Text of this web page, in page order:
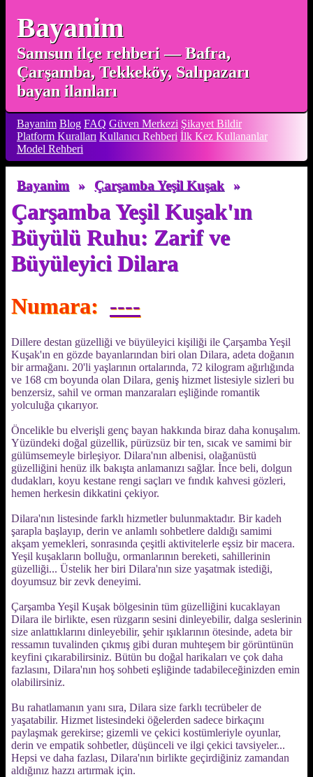
Bayanim
Samsun ilçe rehberi — Bafra,
Çarşamba, Tekkeköy, Salıpazarı
bayan ilanları
Bayanim Blog FAQ Güven Merkezi Şikayet Bildir
Platform Kuralları Kullanıcı Rehberi İlk Kez Kullananlar
Model Rehberi
Bayanim » Çarşamba Yeşil Kuşak »
Çarşamba Yeşil Kuşak'ın
Büyülü Ruhu: Zarif ve
Büyüleyici Dilara
Numara: ----
Dillere destan güzelliği ve büyüleyici kişiliği ile Çarşamba Yeşil
Kuşak'ın en gözde bayanlarından biri olan Dilara, adeta doğanın
bir armağanı. 20'li yaşlarının ortalarında, 72 kilogram ağırlığında
ve 168 cm boyunda olan Dilara, geniş hizmet listesiyle sizleri bu
benzersiz, sahil ve orman manzaraları eşliğinde romantik
yolculuğa çıkarıyor.
Öncelikle bu elverişli genç bayan hakkında biraz daha konuşalım.
Yüzündeki doğal güzellik, pürüzsüz bir ten, sıcak ve samimi bir
gülümsemeyle birleşiyor. Dilara'nın albenisi, olağanüstü
güzelliğini henüz ilk bakışta anlamanızı sağlar. İnce beli, dolgun
dudakları, koyu kestane rengi saçları ve fındık kahvesi gözleri,
hemen herkesin dikkatini çekiyor.
Dilara'nın listesinde farklı hizmetler bulunmaktadır. Bir kadeh
şarapla başlayıp, derin ve anlamlı sohbetlere daldığı samimi
akşam yemekleri, sonrasında çeşitli aktivitelerle eşsiz bir macera.
Yeşil kuşakların bolluğu, ormanlarının bereketi, sahillerinin
güzelliği... Üstelik her biri Dilara'nın size yaşatmak istediği,
doyumsuz bir zevk deneyimi.
Çarşamba Yeşil Kuşak bölgesinin tüm güzelliğini kucaklayan
Dilara ile birlikte, esen rüzgarın sesini dinleyebilir, dalga seslerinin
size anlattıklarını dinleyebilir, şehir ışıklarının ötesinde, adeta bir
ressamın tuvalinden çıkmış gibi duran muhteşem bir görüntünün
keyfini çıkarabilirsiniz. Bütün bu doğal harikaları ve çok daha
fazlasını, Dilara'nın hoş sohbeti eşliğinde tadabileceğinizden emin
olabilirsiniz.
Bu rahatlamanın yanı sıra, Dilara size farklı tecrübeler de
yaşatabilir. Hizmet listesindeki öğelerden sadece birkaçını
paylaşmak gerekirse; gizemli ve çekici kostümleriyle oyunlar,
derin ve empatik sohbetler, düşünceli ve ilgi çekici tavsiyeler...
Hepsi ve daha fazlası, Dilara'nın birlikte geçirdiğiniz zamandan
aldığınız hazzı artırmak için.